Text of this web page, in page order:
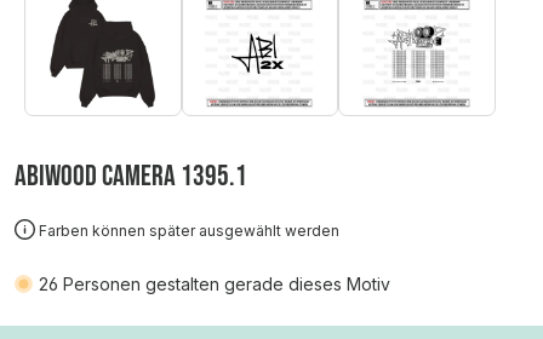
ABIWOOD CAMERA 1395.1
Farben können später ausgewählt werden
26 Personen gestalten gerade dieses Motiv